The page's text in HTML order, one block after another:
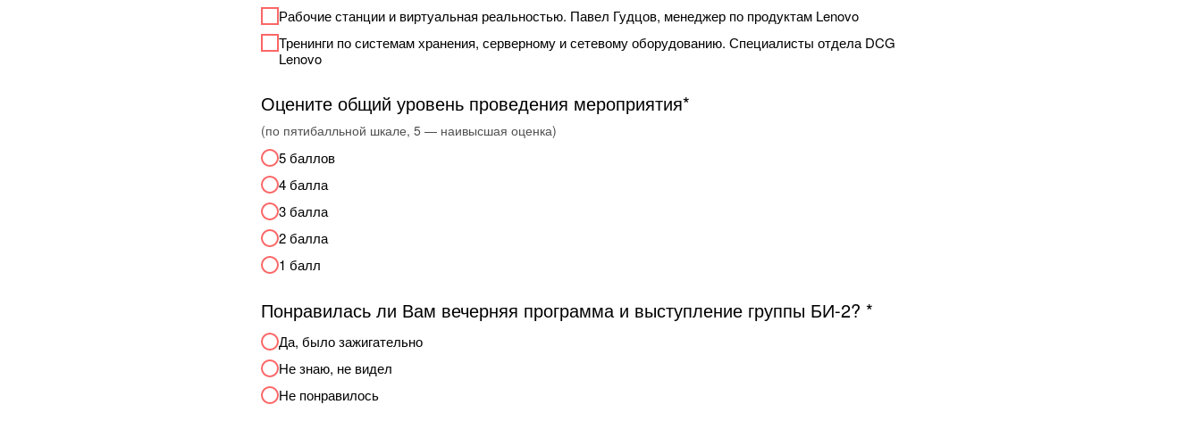
Рабочие станции и виртуальная реальностью. Павел Гудцов, менеджер по продуктам Lenovo
Тренинги по системам хранения, серверному и сетевому оборудованию. Специалисты отдела DCG
Lenovo
Оцените общий уровень проведения мероприятия*
(по пятибалльной шкале, 5 — наивысшая оценка)
5 баллов
4 балла
3 балла
2 балла
1 балл
Понравилась ли Вам вечерняя программа и выступление группы БИ-2? *
Да, было зажигательно
Не знаю, не видел
Не понравилось